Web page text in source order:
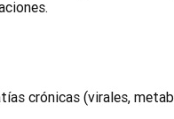
crónicas (virales,